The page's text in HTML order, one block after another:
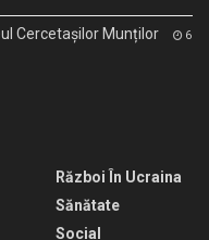
Cercetașilor Munților 6
Război În Ucraina
Sănătate
Social